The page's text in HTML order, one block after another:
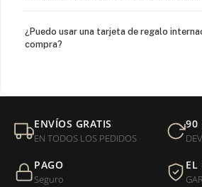
¿Puedo usar una tarjeta de regalo
compra?
Mi orden fue devuelta por USPS, ¿qué
entregada?
¿Sus productos son libres de níquel?
ENVÍOS GRATIS
EN TODOS LOS PEDIDOS
90
PAGO
Seguro
EL